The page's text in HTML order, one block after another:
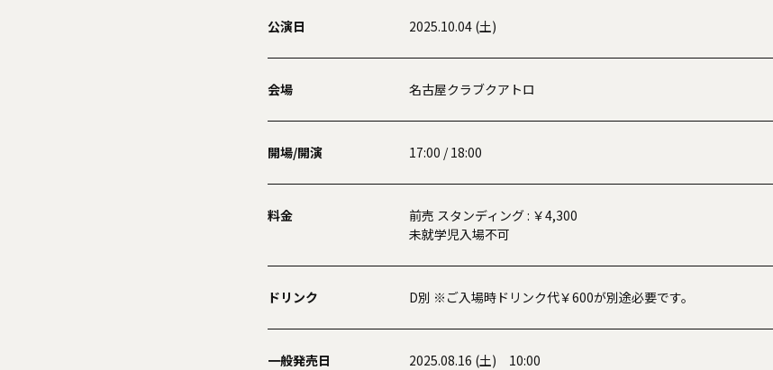
公演日 2025.10.04 (土)
会場 名古屋クラブクアトロ
開場/開演 17:00 / 18:00
料金
前売 スタンディング : ￥4,300
未就学児入場不可
ドリンク D別 ※ご入場時ドリンク代￥600が別途必要です。
一般発売日 2025.08.16 (土) 10:00